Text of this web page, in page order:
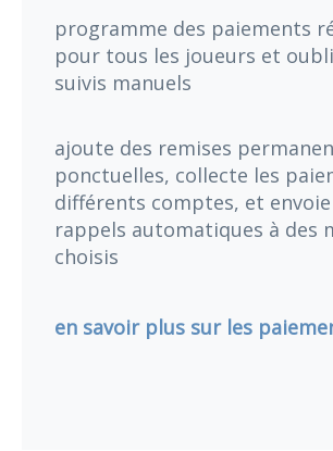
programme des paiements
pour tous les joueurs et
suivis manuels
ajoute des remises
ponctuelles, collecte les
différents comptes, et envoie
rappels automatiques à des
choisis
en savoir plus sur les